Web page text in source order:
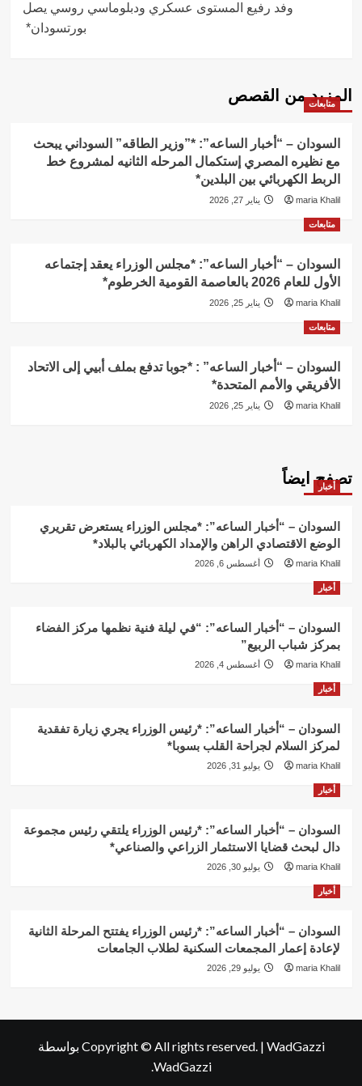
وفد رفيع المستوى عسكري ودبلوماسي روسي يصل
بورتسودان*
المزيد من القصص
متابعات
السودان – “أخبار الساعه”: *”وزير الطاقه” السوداني يبحث
مع نظيره المصري إستكمال المرحله الثانيه لمشروع خط
الربط الكهربائي بين البلدين*
maria Khalil يناير 27, 2026
متابعات
السودان – “أخبار الساعه”: *مجلس الوزراء يعقد إجتماعه
الأول للعام 2026 بالعاصمة القومية الخرطوم*
maria Khalil يناير 25, 2026
متابعات
السودان – “أخبار الساعه” : *جوبا تدفع بملف أبيي إلى الاتحاد
الأفريقي والأمم المتحدة*
maria Khalil يناير 25, 2026
تصفح ايضاً
أخبار
السودان – “أخبار الساعه”: *مجلس الوزراء يستعرض تقريري
الوضع الاقتصادي الراهن والإمداد الكهربائي بالبلاد*
maria Khalil أغسطس 6, 2026
أخبار
السودان – “أخبار الساعه”: “في ليلة فنية نظمها مركز الفضاء
بمركز شباب الربيع”
maria Khalil أغسطس 4, 2026
أخبار
السودان – “أخبار الساعه”: *رئيس الوزراء يجري زيارة تفقدية
لمركز السلام لجراحة القلب بسوبا*
maria Khalil يوليو 31, 2026
أخبار
السودان – “أخبار الساعه”: *رئيس الوزراء يلتقي رئيس مجموعة
دال لبحث قضايا الاستثمار الزراعي والصناعي*
maria Khalil يوليو 30, 2026
أخبار
السودان – “أخبار الساعه”: *رئيس الوزراء يفتتح المرحلة الثانية
لإعادة إعمار المجمعات السكنية لطلاب الجامعات
maria Khalil يوليو 29, 2026
Copyright © All rights reserved. | WadGazzi
بواسطة
WadGazzi.